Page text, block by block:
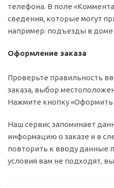
телефона. В поле
сведения, которые могут
например: подъезды в доме
Оформление заказа
Проверьте правильность
заказа, выбор
Нажмите кнопку «Оформить
Наш сервис запоминает
информацию о заказе и в
повторить к вводу данные
условия вам не подходят,